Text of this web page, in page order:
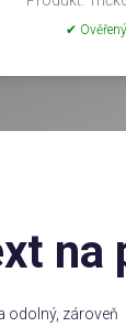
✔
na
odolný, zároveň